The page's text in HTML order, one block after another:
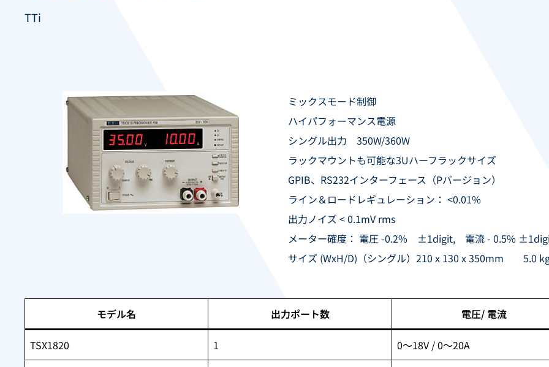
TTi
ミックスモード制御
ハイパフォーマンス電源
シングル出力 350W/360W
ラックマウントも可能な3Uハーフラックサイズ
GPIB、RS232インターフェース（Pバージョン）
ライン＆ロードレギュレーション： <0.01%
出力ノイズ < 0.1mV rms
メーター確度： 電圧 -0.2% ±1digit, 電流 - 0.5%
サイズ (WxH/D)（シングル）210 x 130 x 350mm 5.0
モデル名 出力ポート数 電圧/ 電流
TSX1820 1 0～18V / 0～20A